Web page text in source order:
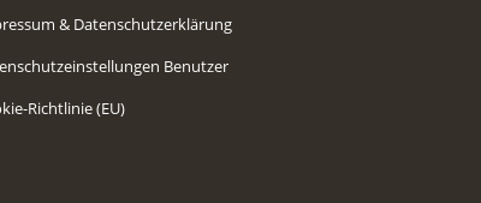
& Datenschutzerklärung
Benutzer
Richtlinie (EU)